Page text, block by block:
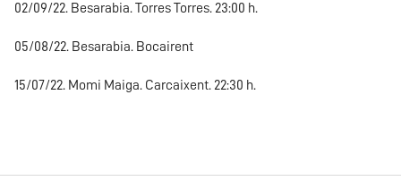
02/09/22. Besarabia. Torres Torres. 23:00 h.
05/08/22. Besarabia. Bocairent
15/07/22. Momi Maiga. Carcaixent. 22:30 h.